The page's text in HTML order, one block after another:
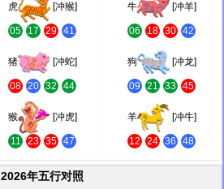
虎 [冲猴]
05 17 29 41
牛 [冲羊]
06 18 30 42
猪 [冲蛇]
08 20 32 44
狗 [冲龙]
09 21 33 45
猴 [冲虎]
11 23 35 47
羊 [冲牛]
12 24 36 48
2026年五行对照